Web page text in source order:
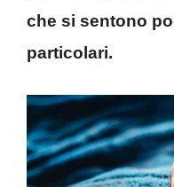
che si sentono
particolari.